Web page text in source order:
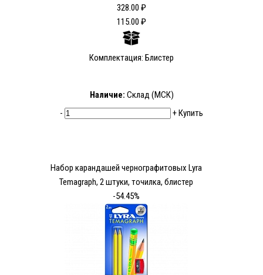
328.00 ₽
115.00 ₽
Комплектация: Блистер
Наличие: Склад (МСК)
-
+Купить
Набор карандашей чернографитовых Lyra
Temagraph, 2 штуки, точилка, блистер
-54.45%